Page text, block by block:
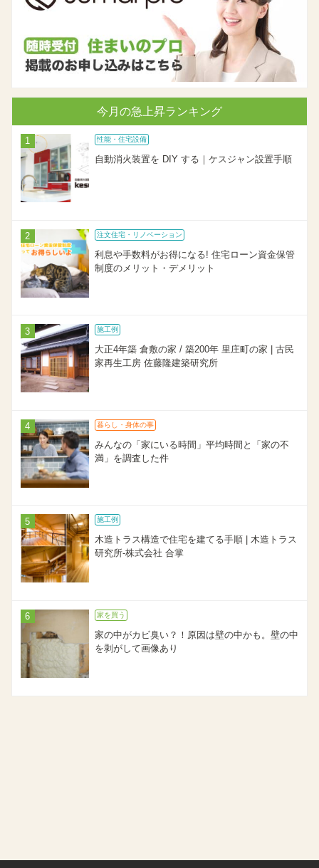
今月の急上昇ランキング
性能・住宅設備
自動消火装置を DIY する｜ケスジャン設置手順
注文住宅・リノベーション
利息や手数料がお得になる! 住宅ローン資金保管
制度のメリット・デメリット
施工例
大正4年築 倉敷の家 / 築200年 里庄町の家 | 古民
家再生工房 佐藤隆建築研究所
暮らし・身体の事
みんなの「家にいる時間」平均時間と「家の不
満」を調査した件
施工例
木造トラス構造で住宅を建てる手順 | 木造トラス
研究所-株式会社 合掌
家を買う
家の中がカビ臭い？！原因は壁の中かも。壁の中
を剥がして画像あり